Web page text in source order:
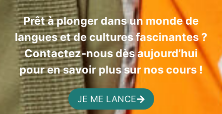
Prêt à plonger dans un monde de
langues et de cultures fascinantes ?
Contactez-nous dès aujourd’hui
pour en savoir plus sur nos cours !
JE ME LANCE